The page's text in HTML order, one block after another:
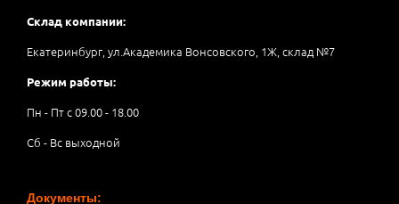
Склад компании:
Екатеринбург, ул.Академика Вонсовского, 1Ж, склад №7
Режим работы:
Пн - Пт с 09.00 - 18.00
Сб - Вс выходной
Документы: